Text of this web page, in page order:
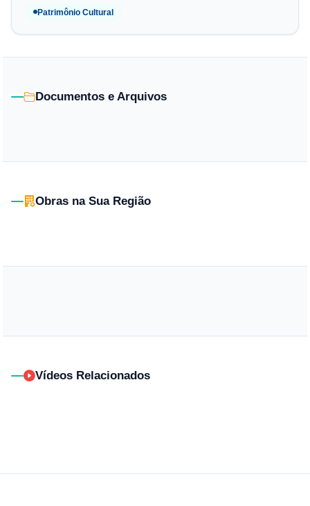
Patrimônio Cultural
Documentos e Arquivos
Obras na Sua Região
Vídeos Relacionados